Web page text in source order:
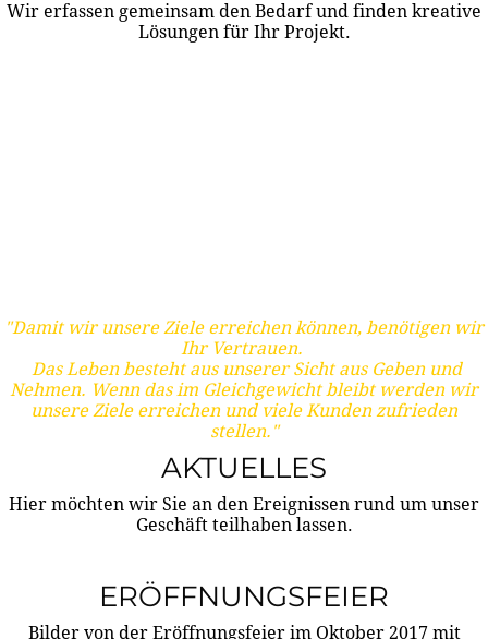
Wir erfassen gemeinsam den Bedarf und finden kreative
Lösungen für Ihr Projekt.
"Damit wir unsere Ziele erreichen können, benötigen wir
Ihr Vertrauen.
Das Leben besteht aus unserer Sicht aus Geben und
Nehmen. Wenn das im Gleichgewicht bleibt werden wir
unsere Ziele erreichen und viele Kunden zufrieden
stellen."
AKTUELLES
Hier möchten wir Sie an den Ereignissen rund um unser
Geschäft teilhaben lassen.
ERÖFFNUNGSFEIER
Bilder von der Eröffnungsfeier im Oktober 2017 mit